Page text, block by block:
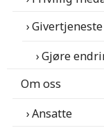
Givertjeneste
Gjøre
Om oss
Ansatte